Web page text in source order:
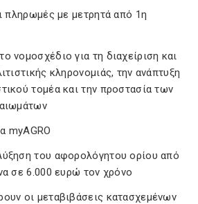
πληρωμές με μετρητά από 1η
νομοσχέδιο για τη διαχείριση και
κληρονομιάς, την ανάπτυξη
τομέα και την προστασία των
myAGRO
του αφορολόγητου ορίου από
σε 6.000 ευρώ τον χρόνο
οι μεταβιβάσεις κατασχεμένων